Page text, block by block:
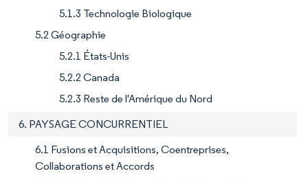
5.1.3 Technologie Biologique
5.2 Géographie
5.2.1 États-Unis
5.2.2 Canada
5.2.3 Reste de l'Amérique du Nord
6. PAYSAGE CONCURRENTIEL
6.1 Fusions et Acquisitions, Coentreprises,
Collaborations et Accords